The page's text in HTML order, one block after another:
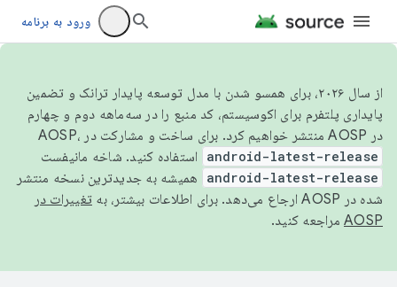
ورود به برنامه
از سال ۲۰۲۶، برای همسو شدن با مدل توسعه پایدار ترانک و تضمین
پایداری پلتفرم برای اکوسیستم، کد منبع را در سه‌ماهه دوم و چهارم
در AOSP منتشر خواهیم کرد. برای ساخت و مشارکت در AOSP،
android-latest-release استفاده کنید. شاخه مانیفست
android-latest-release
همیشه به جدیدترین نسخه منتشر
شده در AOSP ارجاع می‌دهد. برای اطلاعات بیشتر، به
تغییرات در
AOSP مراجعه کنید.